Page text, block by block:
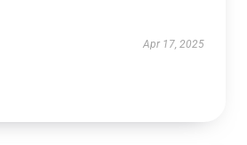
Apr 17, 2025